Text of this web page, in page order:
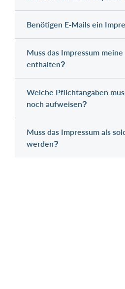
Benötigen E-Mails ein
Muss das Impressum
enthalten?
Welche Pflichtangaben
noch aufweisen?
Muss das Impressum als
werden?